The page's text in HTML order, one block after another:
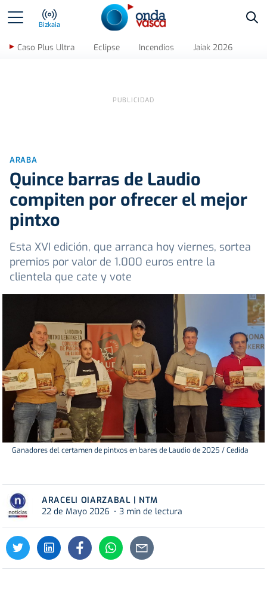
Bizkaia
Caso Plus Ultra Eclipse Incendios Jaiak 2026
ARABA
Quince barras de Laudio
compiten por ofrecer el mejor
pintxo
Esta XVI edición, que arranca hoy viernes, sortea
premios por valor de 1.000 euros entre la
clientela que cate y vote
Ganadores del certamen de pintxos en bares de Laudio de 2025 / Cedida
ARACELI OIARZABAL | NTM
22 de Mayo 2026
3 min de lectura